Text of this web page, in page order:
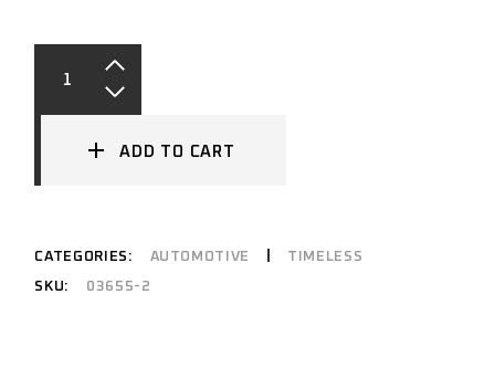
ADD TO CART
CATEGORIES: AUTOMOTIVE TIMELESS
SKU: 03655-2